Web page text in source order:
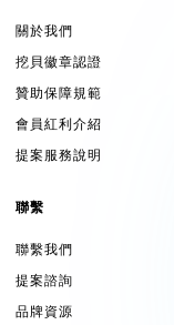
關於我們
挖貝徽章認證
贊助保障規範
會員紅利介紹
提案服務說明
聯繫
聯繫我們
提案諮詢
品牌資源